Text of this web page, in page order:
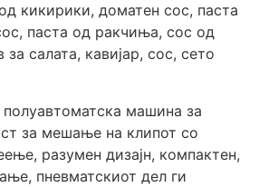
кикирики, доматен сос, паста
паста од ракчиња, сос од
за салата, кавијар, сос, сето
полуавтоматска машина за
за мешање на клипот со
разумен дизајн, компактен,
пневматскиот дел ги